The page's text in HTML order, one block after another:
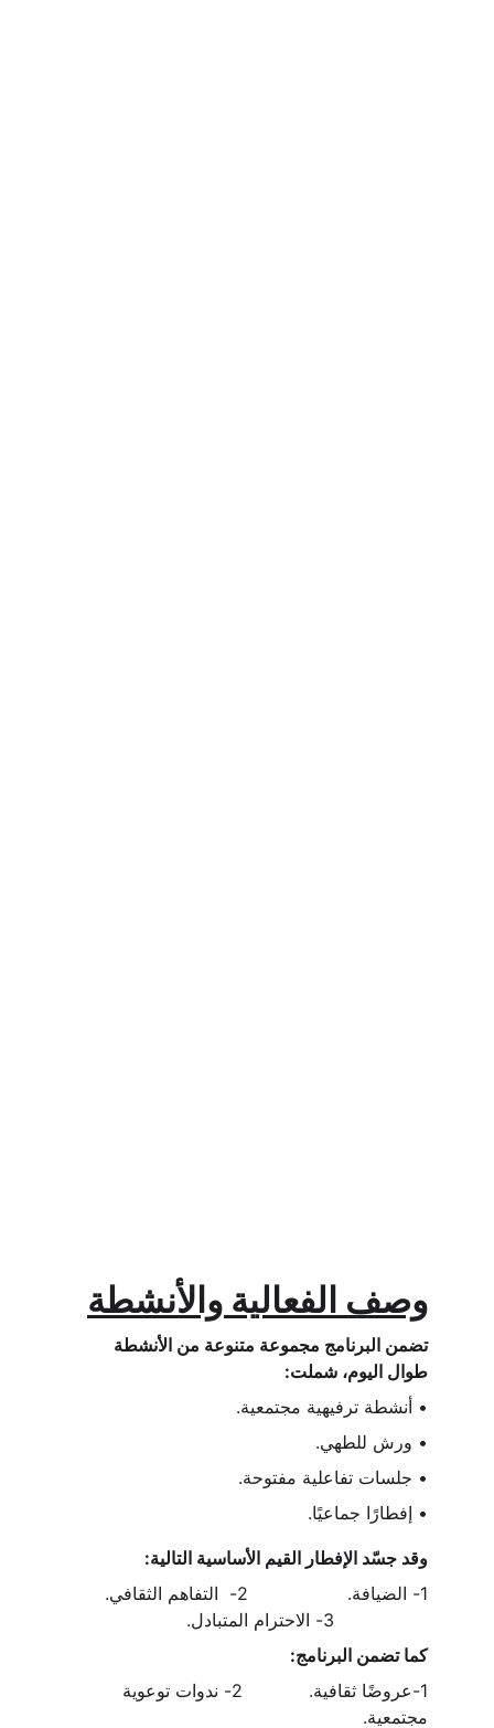
وصف الفعالية والأنشطة
تضمن البرنامج مجموعة متنوعة من الأنشطة
طوال اليوم، شملت:
• أنشطة ترفيهية مجتمعية.
• ورش للطهي.
• جلسات تفاعلية مفتوحة.
• إفطارًا جماعيًا.
وقد جسّد الإفطار القيم الأساسية التالية:
1- الضيافة.                  2-  التفاهم الثقافي.
كما تضمن البرنامج:
1-عروضًا ثقافية.            2- ندوات توعوية
مجتمعية.